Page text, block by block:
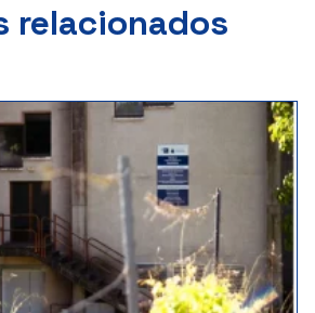
relacionados